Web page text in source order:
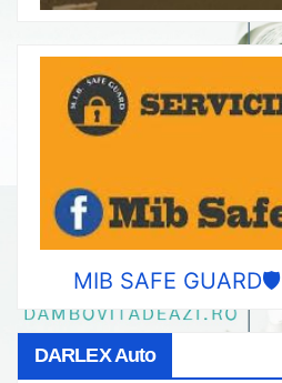
MIB SAFE GUARD🛡️
DARLEX Auto